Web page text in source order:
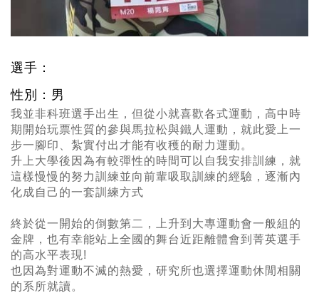
選手：
性別：男
我並非科班選手出生，但從小就喜歡各式運動，高中時
期開始玩票性質的參與馬拉松與鐵人運動，就此愛上一
步一腳印、紮實付出才能有收穫的耐力運動。
升上大學後因為有較彈性的時間可以自我安排訓練，就
這樣慢慢的努力訓練並向前輩吸取訓練的經驗，逐漸內
化成自己的一套訓練方式
終於從一開始的倒數第二，上升到大專運動會一般組的
金牌，也有幸能站上全國的舞台近距離體會到菁英選手
的高水平表現!
也因為對運動不滅的熱愛，研究所也選擇運動休閒相關
的系所就讀。